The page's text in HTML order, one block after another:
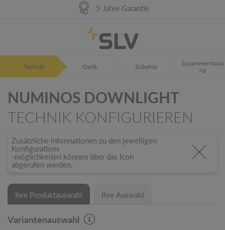
98% Warenverfügbarkeit
5 Jahre Garantie
German Engineering
Technik Optik Zubehör
Zusammenfassu
ng
NUMINOS DOWNLIGHT
TECHNIK KONFIGURIEREN
Zusätzliche Informationen zu den jeweiligen
Konfigurations
-möglichkeiten können über das Icon
abgerufen werden.
Ihre Produktauswahl Ihre Auswahl
Variantenauswahl